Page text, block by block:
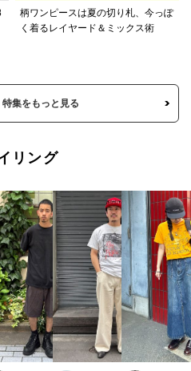
柄ワンピースは夏の切り札、今っぽ
く着るレイヤード＆ミックス術
特集をもっと見る
リング